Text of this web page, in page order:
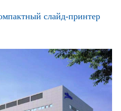
слайд-принтер